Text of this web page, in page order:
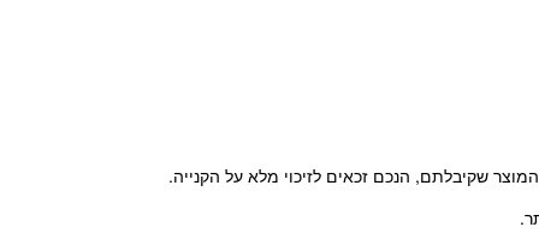
שקיבלתם, הנכם זכאים לזיכוי מלא על הקנייה.